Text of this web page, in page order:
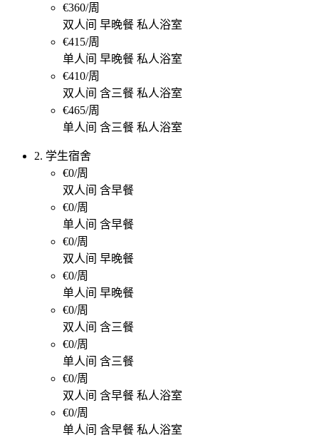
€360/周
双人间 早晚餐 私人浴室
€415/周
单人间 早晚餐 私人浴室
€410/周
双人间 含三餐 私人浴室
€465/周
单人间 含三餐 私人浴室
2. 学生宿舍
€0/周
双人间 含早餐
€0/周
单人间 含早餐
€0/周
双人间 早晚餐
€0/周
单人间 早晚餐
€0/周
双人间 含三餐
€0/周
单人间 含三餐
€0/周
双人间 含早餐 私人浴室
€0/周
单人间 含早餐 私人浴室